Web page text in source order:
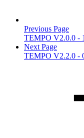
Previous Page
TEMPO V2.0.0 -
Next Page
TEMPO V2.2.0 -